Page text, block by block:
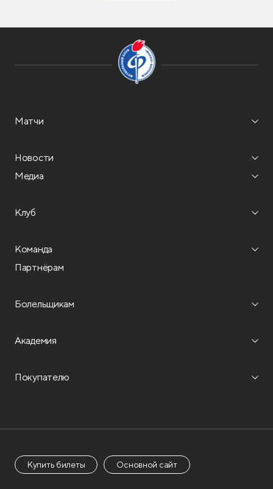
Матчи
Новости
Медиа
Клуб
Команда
Партнёрам
Болельщикам
Академия
Покупателю
Купить билеты Основной сайт